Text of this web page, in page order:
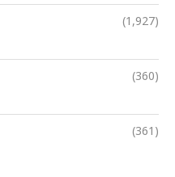
(1,927)
(360)
(361)